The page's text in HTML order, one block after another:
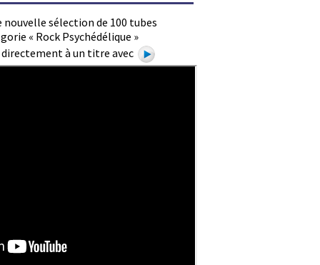
nouvelle sélection de 100 tubes
« Rock Psychédélique »
à un titre avec